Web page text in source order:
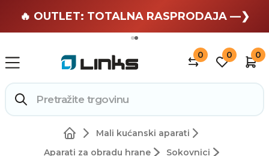
🏄 Zaslužuješ odmor —❯
🔥 OUTLET: TOTALNA RASPRODAJA —❯
0 0 0
Mali kućanski aparati
Aparati za obradu hrane
Sokovnici